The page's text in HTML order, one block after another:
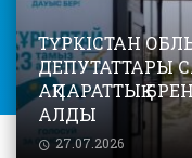
ТҮРКІСТАН
ДЕПУТАТТАРЫ
АҚПАРАТТЫҚ
АЛДЫ
27.07.2026